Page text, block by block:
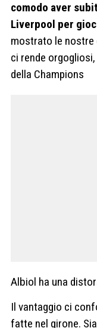
comodo aver
Liverpool per
mostrato le nostre
ci rende
della Champions
Albiol ha una
Il vantaggio ci
fatte nel girone.